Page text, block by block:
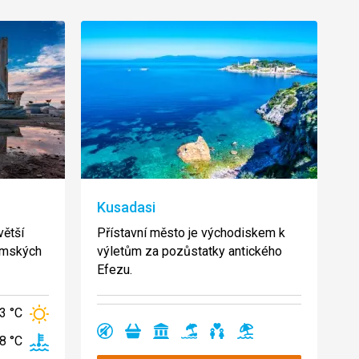
°C
°C
Kusadasi
Přístavní město je východiskem k
výletům za pozůstatky antického
Efezu.
klidná
Ano
nákupy
Ano
památky
Ano
písčitá
Ano
vhodné
Ano
válení
Ano